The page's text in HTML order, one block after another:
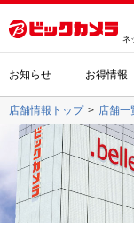
お知らせ お得情報
ネ
店舗情報トップ 店舗一